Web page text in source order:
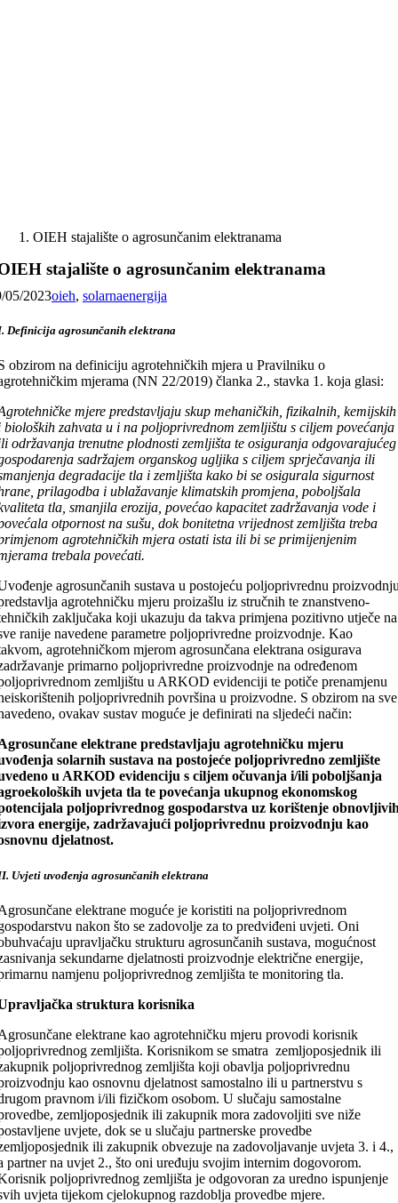
OIEH stajalište o agrosunčanim elektranama
stajalište o agrosunčanim elektranama
05/2023oieh, solarnaenergija
Definicija agrosunčanih elektrana
obzirom na definiciju agrotehničkih mjera u Pravilniku o
mjerama (NN 22/2019) članka 2., stavka 1. koja glasi:
mjere predstavljaju skup mehaničkih, fizikalnih, kemijskih
bioloških zahvata u i na poljoprivrednom zemljištu s ciljem povećanja
održavanja trenutne plodnosti zemljišta te osiguranja odgovarajućeg
sadržajem organskog ugljika s ciljem sprječavanja ili
degradacije tla i zemljišta kako bi se osigurala sigurnost
prilagodba i ublažavanje klimatskih promjena, poboljšala
tla, smanjila erozija, povećao kapacitet zadržavanja vode i
otpornost na sušu, dok bonitetna vrijednost zemljišta treba
agrotehničkih mjera ostati ista ili bi se primijenjenim
trebala povećati.
agrosunčanih sustava u postojeću poljoprivrednu
agrotehničku mjeru proizašlu iz stručnih te znanstveno-
zaključaka koji ukazuju da takva primjena pozitivno utječe na
ranije navedene parametre poljoprivredne proizvodnje. Kao
agrotehničkom mjerom agrosunčana elektrana osigurava
primarno poljoprivredne proizvodnje na određenom
zemljištu u ARKOD evidenciji te potiče prenamjenu
poljoprivrednih površina u proizvodne. S obzirom na sve
ovakav sustav moguće je definirati na sljedeći način:
elektrane predstavljaju agrotehničku mjeru
solarnih sustava na postojeće poljoprivredno zemljište
u ARKOD evidenciju s ciljem očuvanja i/ili poboljšanja
uvjeta tla te povećanja ukupnog ekonomskog
poljoprivrednog gospodarstva uz korištenje
energije, zadržavajući poljoprivrednu proizvodnju kao
djelatnost.
Uvjeti uvođenja agrosunčanih elektrana
elektrane moguće je koristiti na poljoprivrednom
nakon što se zadovolje za to predviđeni uvjeti. Oni
upravljačku strukturu agrosunčanih sustava, mogućnost
sekundarne djelatnosti proizvodnje električne energije,
namjenu poljoprivrednog zemljišta te monitoring tla.
struktura korisnika
elektrane kao agrotehničku mjeru provodi korisnik
zemljišta. Korisnikom se smatra zemljoposjednik ili
poljoprivrednog zemljišta koji obavlja poljoprivrednu
kao osnovnu djelatnost samostalno ili u partnerstvu s
pravnom i/ili fizičkom osobom. U slučaju samostalne
zemljoposjednik ili zakupnik mora zadovoljiti sve niže
uvjete, dok se u slučaju partnerske provedbe
ili zakupnik obvezuje na zadovoljavanje uvjeta 3. i 4.,
partner na uvjet 2., što oni uređuju svojim internim dogovorom.
poljoprivrednog zemljišta je odgovoran za uredno ispunjenje
uvjeta tijekom cjelokupnog razdoblja provedbe mjere.